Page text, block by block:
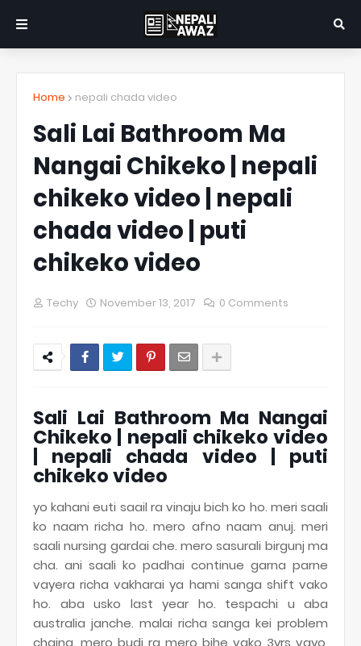
Home nepali chada video
Sali Lai Bathroom Ma
Nangai Chikeko | nepali
chikeko video | nepali
chada video | puti
chikeko video
Techy November 13, 2017 0 Comments
Sali Lai Bathroom Ma Nangai
Chikeko | nepali chikeko video
| nepali chada video | puti
chikeko video
yo kahani euti saail ra vinaju bich ko ho. meri saali
ko naam richa ho. mero afno naam anuj. meri
saali nursing gardai che. mero sasurali birgunj ma
cha. ani saali ko padhai continue garna parne
vayera richa vakharai ya hami sanga shift vako
ho. aba usko last year ho. tespachi u aba
australia janche. malai richa sanga kei problem
chaina. mero budi ra mero bihe vako 3yrs vayo.